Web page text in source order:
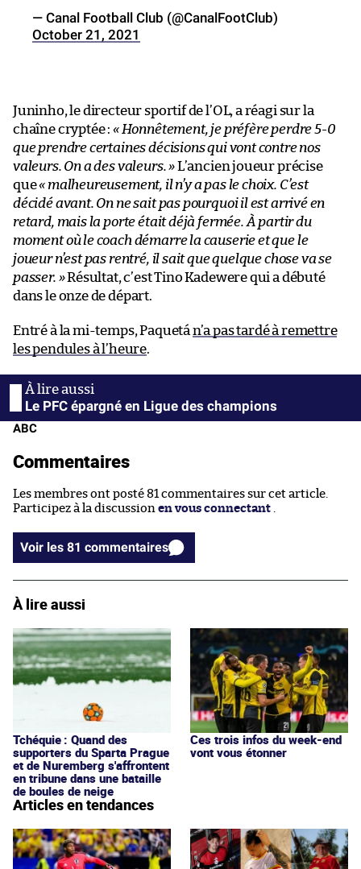
— Canal Football Club (@CanalFootClub)
October 21, 2021
Juninho, le directeur sportif de l’OL, a réagi sur la
chaîne cryptée : « Honnêtement, je préfère perdre 5-0
que prendre certaines décisions qui vont contre nos
valeurs. On a des valeurs. »L’ancien joueur précise
que« malheureusement, il n’y a pas le choix. C’est
décidé avant. On ne sait pas pourquoi il est arrivé en
retard, mais la porte était déjà fermée. À partir du
moment où le coach démarre la causerie et que le
joueur n’est pas rentré, il sait que quelque chose va se
passer. »Résultat, c’est Tino Kadewere qui a débuté
dans le onze de départ.
Entré à la mi-temps, Paquetá n’a pas tardé à remettre
les pendules à l’heure.
Le PFC épargné en Ligue des champions
ABC
Commentaires
Les membres ont posté 81 commentaires sur cet article.
Participez à la discussion en vous connectant
Voir les 81 commentaires
À lire aussi
Tchéquie : Quand des
supporters du Sparta Prague
et de Nuremberg s'affrontent
en tribune dans une bataille
de boules de neige
Ces trois infos du week-end
vont vous étonner
Articles en tendances